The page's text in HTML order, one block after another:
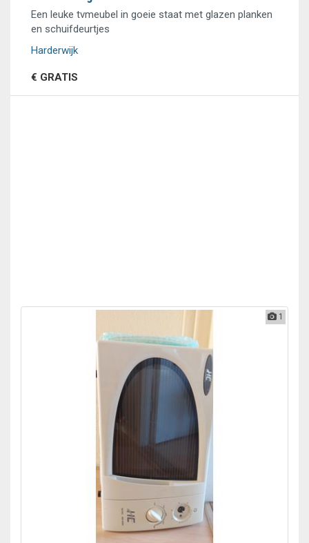
Een leuke tvmeubel in goeie staat met glazen planken
en schuifdeurtjes
Harderwijk
€ GRATIS
1